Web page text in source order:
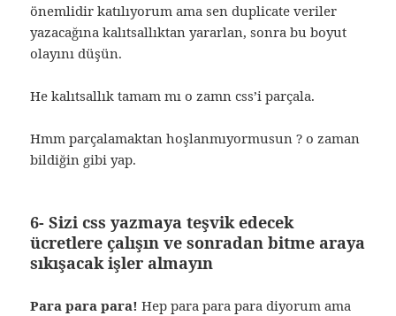
önemlidir katılıyorum ama sen duplicate veriler
yazacağına kalıtsallıktan yararlan, sonra bu boyut
olayını düşün.
He kalıtsallık tamam mı o zamn css’i parçala.
Hmm parçalamaktan hoşlanmıyormusun ? o zaman
bildiğin gibi yap.
6- Sizi css yazmaya teşvik edecek
ücretlere çalışın ve sonradan bitme araya
sıkışacak işler almayın
Para para para!Hep para para para diyorum ama